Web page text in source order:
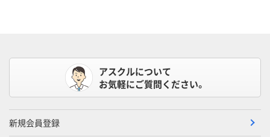
アスクルについて
お気軽にご質問ください。
新規会員登録